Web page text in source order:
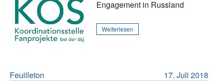
Engagement in Russland
Weiterlesen
17. Juli 2018
Feuilleton